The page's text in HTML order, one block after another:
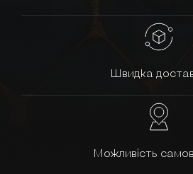
Швидка
Можливість